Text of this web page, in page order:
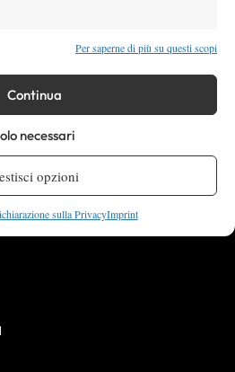
Per saperne di più su questi scopi
Continua
necessari
opzioni
sulla PrivacyImprint